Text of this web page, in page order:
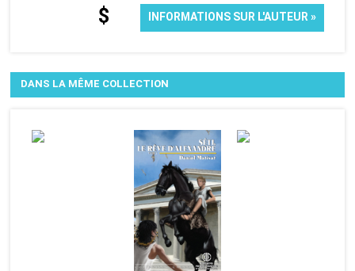
$ INFORMATIONS SUR L'AUTEUR »
DANS LA MÊME COLLECTION